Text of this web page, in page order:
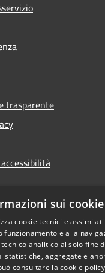
trasparente
Copyright ©
sui cookie
cookie tecnici e
funzionamento e alla
analitico al solo fine
statistiche, aggregate e
consultare la cookie